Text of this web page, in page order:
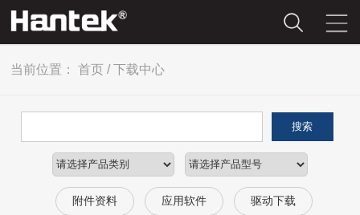
当前位置： 首页 /下载中心
搜索
附件资料 应用软件 驱动下载